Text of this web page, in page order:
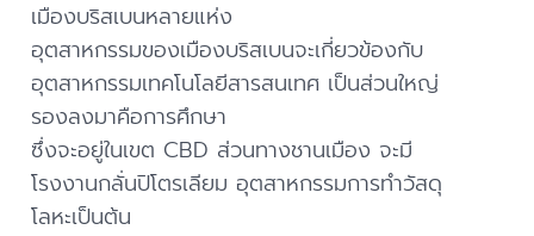
เมืองบริสเบนหลายแห่ง
อุตสาหกรรมของเมืองบริสเบนจะเกี่ยวข้องกับ
อุตสาหกรรมเทคโนโลยีสารสนเทศ เป็นส่วนใหญ่
รองลงมาคือการศึกษา
ซึ่งจะอยู่ในเขต CBD ส่วนทางชานเมือง จะมี
โรงงานกลั่นปิโตรเลียม อุตสาหกรรมการทำวัสดุ
โลหะเป็นต้น